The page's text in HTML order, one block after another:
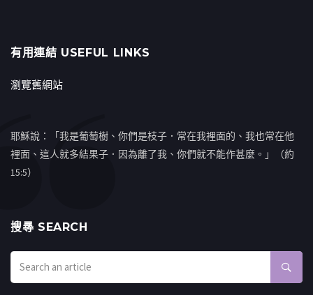
有用連結 USEFUL LINKS
瀏覽舊網站
耶穌說：「我是葡萄樹、你們是枝子．常在我裡面的、我也常在他
裡面、這人就多結果子．因為離了我、你們就不能作甚麼。」（約
15:5）
搜㝷 SEARCH